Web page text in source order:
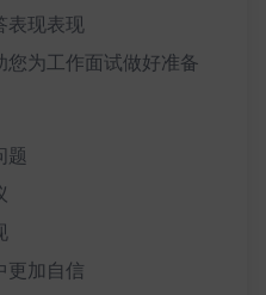
表现表现
为工作面试做好准备
题
更加自信